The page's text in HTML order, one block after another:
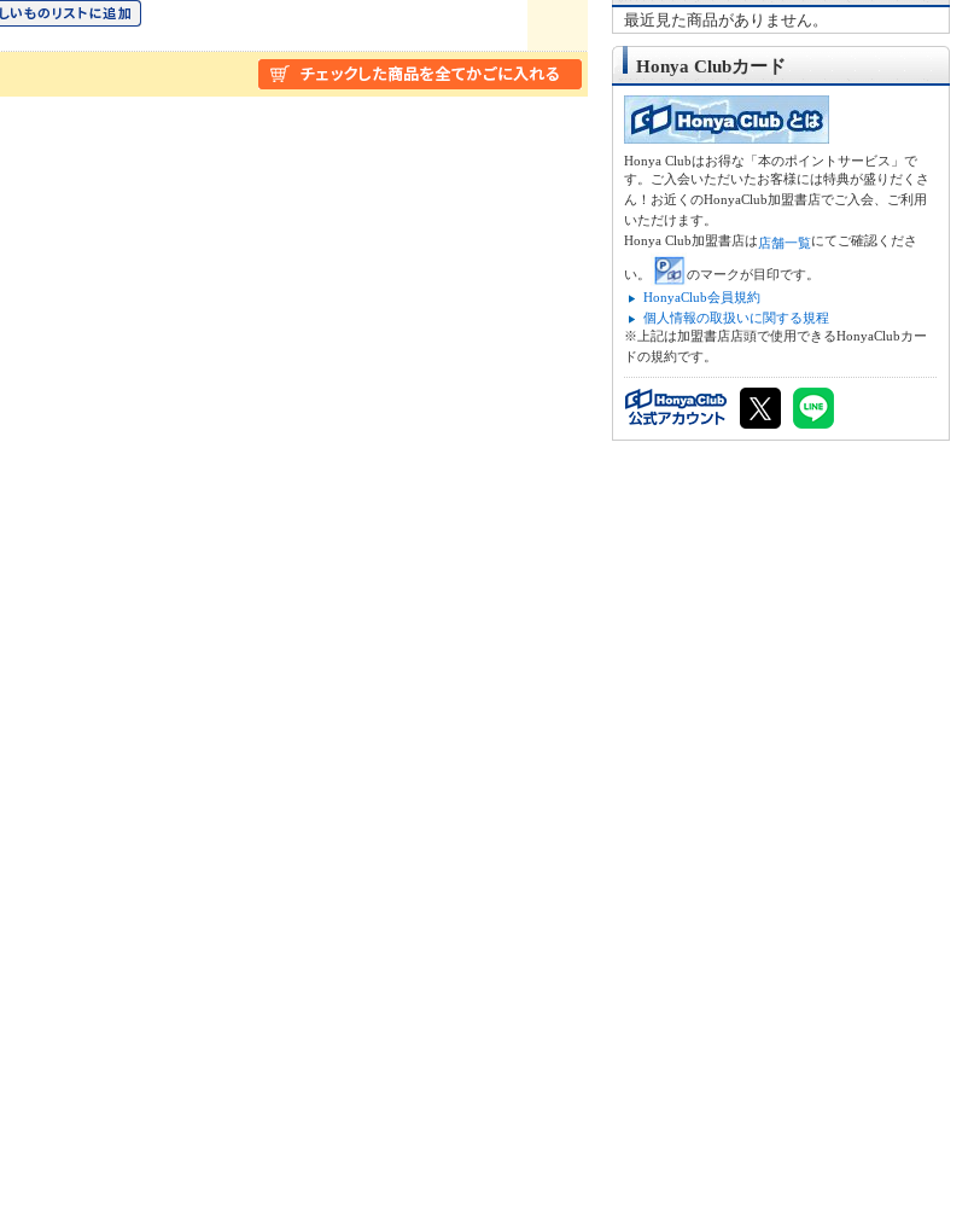
最近見た商品がありません。
Honya Clubカード
Honya Clubはお得な「本のポイントサービス」で
す。ご入会いただいたお客様には特典が盛りだくさ
ん！お近くのHonyaClub加盟書店でご入会、ご利用
いただけます。
Honya Club加盟書店は店舗一覧にてご確認くださ
い。
のマークが目印です。
HonyaClub会員規約
個人情報の取扱いに関する規程
※上記は加盟書店店頭で使用できるHonyaClubカー
ドの規約です。